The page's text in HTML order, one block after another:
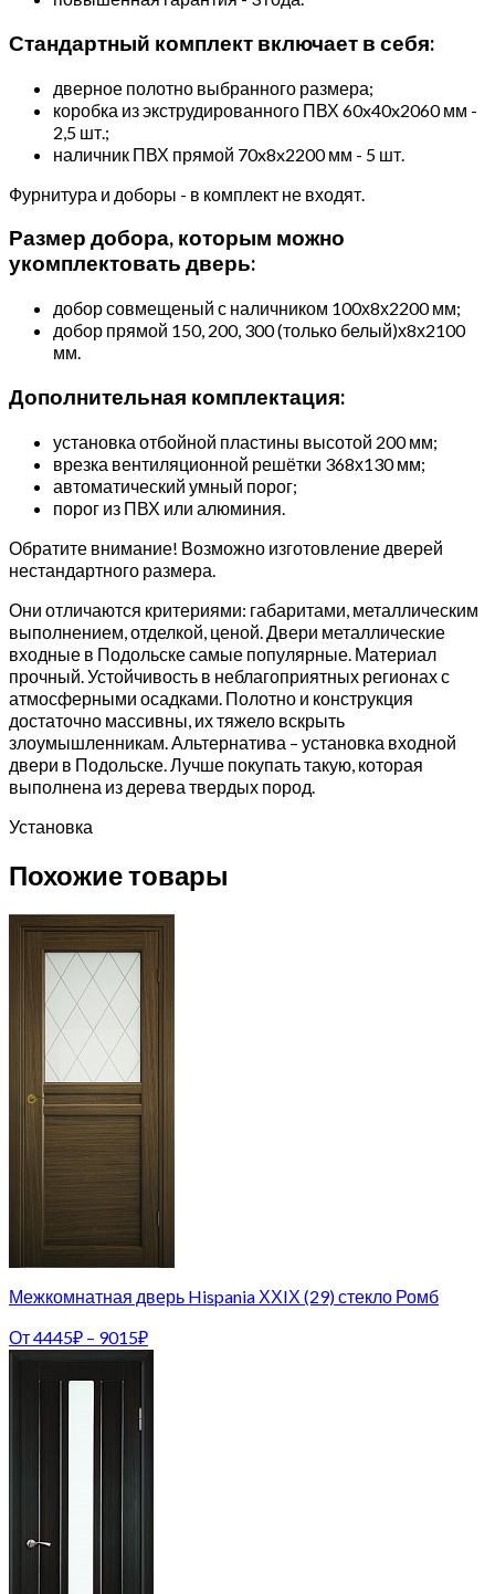
Стандартный комплект включает в себя:
дверное полотно выбранного размера;
коробка из экструдированного ПВХ 60x40x2060 мм -
2,5 шт.;
наличник ПВХ прямой 70x8x2200 мм - 5 шт.
Фурнитура и доборы - в комплект не входят.
Размер добора, которым можно
укомплектовать дверь:
добор совмещеный с наличником 100х8х2200 мм;
добор прямой 150, 200, 300 (только белый)х8х2100
мм.
Дополнительная комплектация:
установка отбойной пластины высотой 200 мм;
врезка вентиляционной решётки 368х130 мм;
автоматический умный порог;
порог из ПВХ или алюминия.
Обратите внимание! Возможно изготовление дверей
нестандартного размера.
Они отличаются критериями: габаритами, металлическим
выполнением, отделкой, ценой. Двери металлические
входные в Подольске самые популярные. Материал
прочный. Устойчивость в неблагоприятных регионах с
атмосферными осадками. Полотно и конструкция
достаточно массивны, их тяжело вскрыть
злоумышленникам. Альтернатива – установка входной
двери в Подольске. Лучше покупать такую, которая
выполнена из дерева твердых пород.
Установка
Похожие товары
Межкомнатная дверь Hispania ХХIХ (29) стекло Ромб
От4445₽ – 9015₽